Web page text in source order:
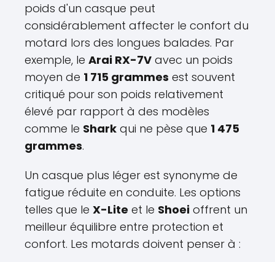
poids d'un casque peut
considérablement affecter le confort du
motard lors des longues balades. Par
exemple, le Arai RX-7V avec un poids
moyen de 1 715 grammes est souvent
critiqué pour son poids relativement
élevé par rapport à des modèles
comme le Shark qui ne pèse que 1 475
grammes.
Un casque plus léger est synonyme de
fatigue réduite en conduite. Les options
telles que le X-Lite et le Shoei offrent un
meilleur équilibre entre protection et
confort. Les motards doivent penser à :